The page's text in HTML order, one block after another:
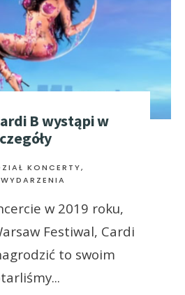
B wystąpi w
KONCERTY,
w 2019 roku,
Festiwal, Cardi
to swoim
...